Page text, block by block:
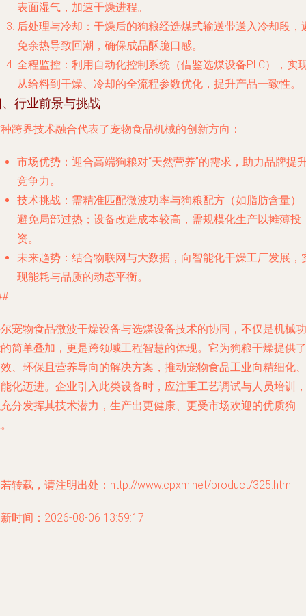
表面湿气，加速干燥进程。
后处理与冷却 ：干燥后的狗粮经选煤式输送带送入冷却段，
免余热导致回潮，确保成品酥脆口感。
全程监控 ：利用自动化控制系统（借鉴选煤设备PLC），实
从给料到干燥、冷却的全流程参数优化，提升产品一致性。
行业前景与挑战
跨界技术融合代表了宠物食品机械的创新方向：
市场优势 ：迎合高端狗粮对“天然营养”的需求，助力品牌提
竞争力。
技术挑战 ：需精准匹配微波功率与狗粮配方（如脂肪含量）
避免局部过热；设备改造成本较高，需规模化生产以摊薄投
资。
未来趋势 ：结合物联网与大数据，向智能化干燥工厂发展，
现能耗与品质的动态平衡。
宠物食品微波干燥设备与选煤设备技术的协同，不仅是机械功
简单叠加，更是跨领域工程智慧的体现。它为狗粮干燥提供了
、环保且营养导向的解决方案，推动宠物食品工业向精细化、
化迈进。企业引入此类设备时，应注重工艺调试与人员培训，
分发挥其技术潜力，生产出更健康、更受市场欢迎的优质狗
转载，请注明出处：http://www.cpxm.net/product/325.html
时间：2026-08-06 13:59:17